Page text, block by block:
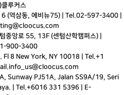
클루커스
(역삼동, 에비뉴75) | Tel.02-597-3400
중앙로 55, 13F (센텀산학캠퍼스) |
900-3400
8 New York, NY 10018 | Tel.+1
info_us@cloocus.com
Sunway PJ51A, Jalan SS9A/19, Seri
| Tel.+6016 331 5396 | E-